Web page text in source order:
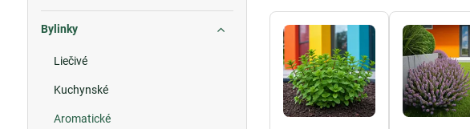
Bylinky
Liečivé
Kuchynské
Aromatické